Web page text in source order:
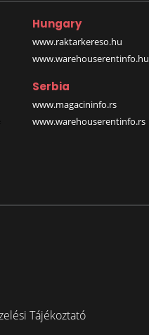
Hungary
www.raktarkereso.hu
www.warehouserentinfo.hu
Serbia
www.magacininfo.rs
www.warehouserentinfo.rs
Tájékoztató